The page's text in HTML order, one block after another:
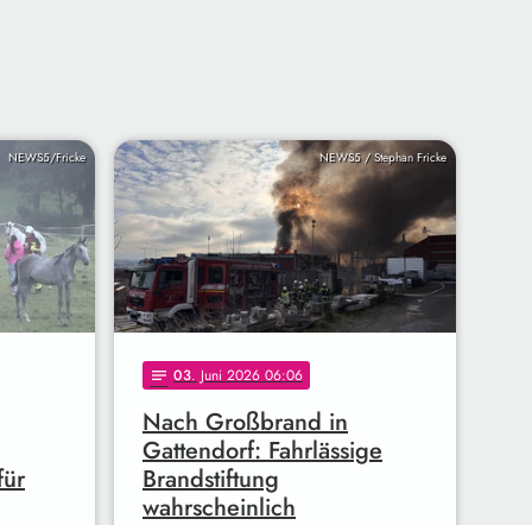
NEWS5/Fricke NEWS5 / Stephan Fricke
notes 03. Juni 2026 06:06
Nach Großbrand in
Gattendorf: Fahrlässige
Brandstiftung
wahrscheinlich